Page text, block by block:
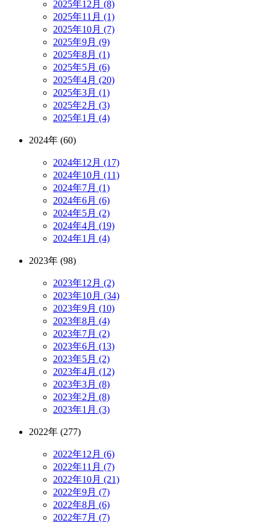
2025年12月 (8)
2025年11月 (1)
2025年10月 (7)
2025年9月 (9)
2025年8月 (1)
2025年5月 (6)
2025年4月 (20)
2025年3月 (1)
2025年2月 (3)
2025年1月 (4)
2024年 (60)
2024年12月 (17)
2024年10月 (11)
2024年7月 (1)
2024年6月 (6)
2024年5月 (2)
2024年4月 (19)
2024年1月 (4)
2023年 (98)
2023年12月 (2)
2023年10月 (34)
2023年9月 (10)
2023年8月 (4)
2023年7月 (2)
2023年6月 (13)
2023年5月 (2)
2023年4月 (12)
2023年3月 (8)
2023年2月 (8)
2023年1月 (3)
2022年 (277)
2022年12月 (6)
2022年11月 (7)
2022年10月 (21)
2022年9月 (7)
2022年8月 (6)
2022年7月 (7)